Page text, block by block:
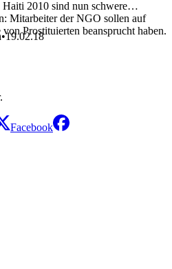
2010 sind nun schwere
Mitarbeiter der NGO sollen auf
Prostituierten beansprucht haben.
•19.02.18
Facebook